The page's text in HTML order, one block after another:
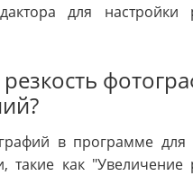
для
в программе
такие как